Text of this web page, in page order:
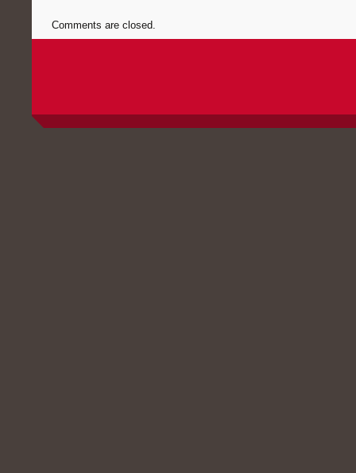
Comments are closed.